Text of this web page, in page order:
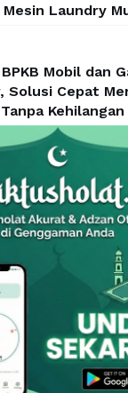
Laundry
Mobil dan
Solusi Cepat